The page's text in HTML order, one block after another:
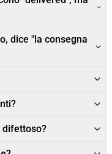
dice "la consegna
difettoso?